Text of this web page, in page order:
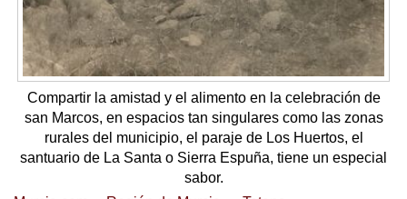
Compartir la amistad y el alimento en la celebración de
san Marcos, en espacios tan singulares como las zonas
rurales del municipio, el paraje de Los Huertos, el
santuario de La Santa o Sierra Espuña, tiene un especial
sabor.